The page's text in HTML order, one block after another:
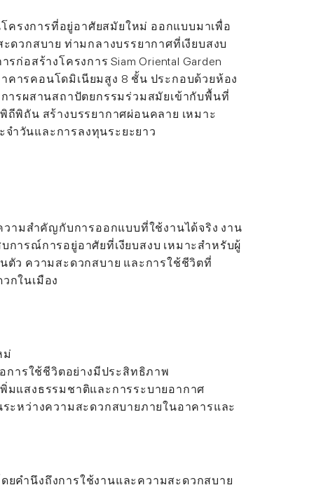
โครงการที่อยู่อาศัยสมัยใหม่ ออกแบบมาเพื่อ
ดวกสบาย ท่ามกลางบรรยากาศที่เงียบสงบ
ก่อสร้างโครงการ Siam Oriental Garden
คารคอนโดมิเนียมสูง 8 ชั้น ประกอบด้วยห้อง
ารผสานสถาปัตยกรรมร่วมสมัยเข้ากับพื้นที่
พิถัน สร้างบรรยากาศผ่อนคลาย เหมาะ
ำวันและการลงทุนระยะยาว
วามสำคัญกับการออกแบบที่ใช้งานได้จริง งาน
ารณ์การอยู่อาศัยที่เงียบสงบ เหมาะสำหรับผู้
ตัว ความสะดวกสบาย และการใช้ชีวิตที่
กในเมือง
ม่
การใช้ชีวิตอย่างมีประสิทธิภาพ
แสงธรรมชาติและการระบายอากาศ
ะหว่างความสะดวกสบายภายในอาคารและ
ยคำนึงถึงการใช้งานและความสะดวกสบาย